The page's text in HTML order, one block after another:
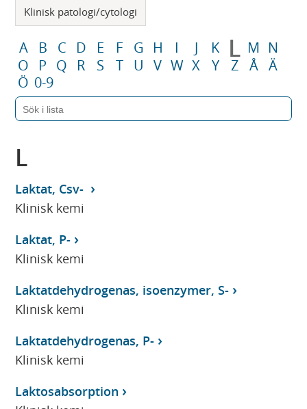
Klinisk patologi/cytologi
A B C D E F G H I J K L M N
O
P Q R S T U V W X Y Z Å Ä
Ö 0-9
L
Laktat, Csv-
Klinisk kemi
Laktat, P-
Klinisk kemi
Laktatdehydrogenas, isoenzymer, S-
Klinisk kemi
Laktatdehydrogenas, P-
Klinisk kemi
Laktosabsorption